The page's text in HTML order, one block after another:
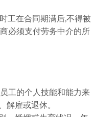
工在合同期满后,不得被
必须支付劳务中介的所
工的个人技能和能力来
解雇或退休。